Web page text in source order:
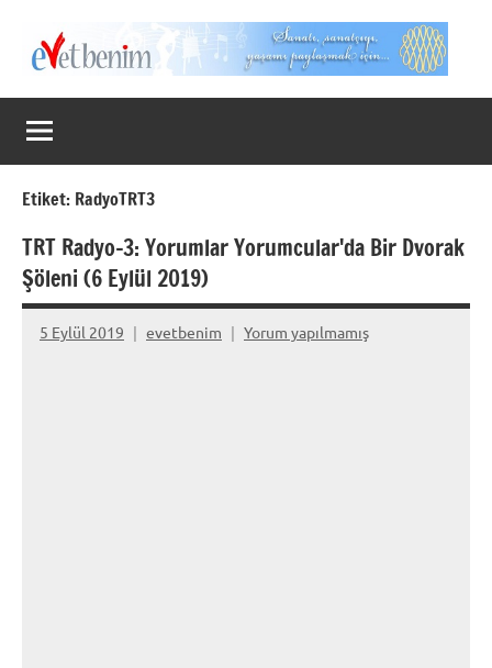
Evet
Benim
Etiket: RadyoTRT3
TRT Radyo-3: Yorumlar Yorumcular'da Bir Dvorak
Şöleni (6 Eylül 2019)
5 Eylül 2019 evetbenim Yorum yapılmamış